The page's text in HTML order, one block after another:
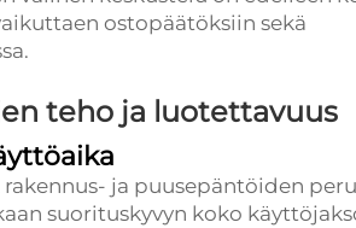
ostopäätöksiin sekä
teho ja luotettavuus
ja puusepäntöiden
suorituskyvyn koko